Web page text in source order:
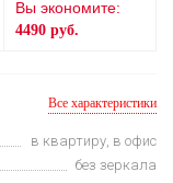
Вы экономите:
4490 руб.
Все характеристики
в квартиру, в офис
без зеркала